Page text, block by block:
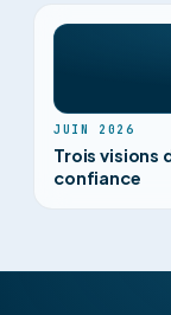
JUIN 2026
Trois visions
confiance